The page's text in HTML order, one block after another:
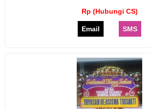
Rp (Hubungi CS)
Email SMS